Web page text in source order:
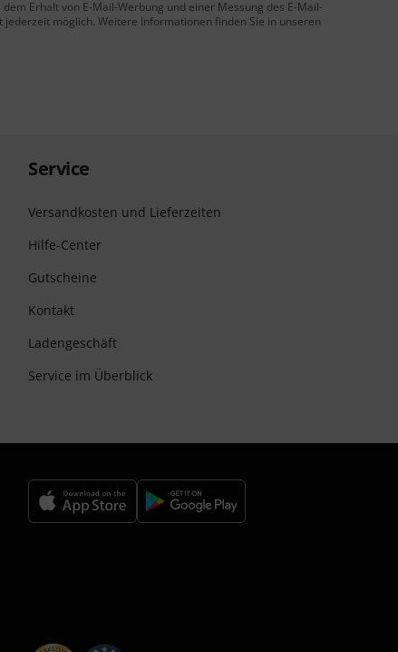
Erhalt von E-Mail-Werbung und einer Messung des E-Mail-
möglich. Weitere Informationen finden Sie in unseren
Service
Versandkosten und Lieferzeiten
Hilfe-Center
Gutscheine
Kontakt
Ladengeschäft
Service im Überblick